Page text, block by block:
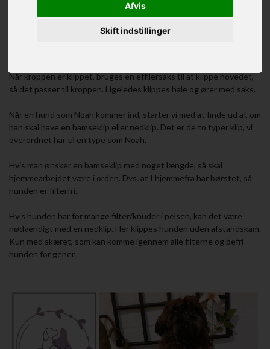
Afvis
Skift indstillinger
Det foregår således, at man finder hundens kraniekant. Herfra og
ned over kroppen, klippes hunden med maskine. Maskinen har skær
og afstandskam på for at give en ensartet længde over hele
Når kroppen er klippet, bruges en effilersaks til at klippe hovedet,
så det passer til kroppen. Ligeledes klippes hale og ører med saks.
Når en hund som Noah kommer ind, starter vi med at finde ud af, om
han skal have en bamseklip eller nedklip. Det er de to typer klip, vi
overordnet har til en type som Noah.
Hvis man ønsker en bamseklip med noget længde, så skal
hjemmearbejdet være i orden. Dvs. at I hjemmefra har børstet, så
hunden er filterfri.
Hvis hunden har for mange filter/knuder i pelsen, kan det være
nødvendigt med en nedklip. Her klippes hunden uden afstandskam.
Kun med skæret, som kan komme igennem alle filterne og befri
hunden for gener.